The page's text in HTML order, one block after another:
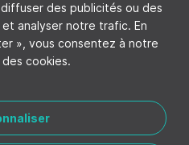
des publicités ou des
analyser notre trafic. En
», vous consentez à notre
cookies.
sur YouTube
MENTIONS LÉGALES